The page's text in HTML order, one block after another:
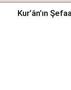
Kur’ân’ın